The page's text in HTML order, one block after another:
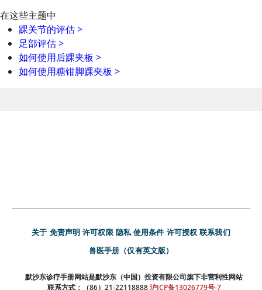
在这些主题中
踝关节的评估>
足部评估>
如何使用后踝夹板 >
如何使用糖钳脚踝夹板 >
关于 免责声明 许可权限 隐私 使用条件 许可授权 联系我们
兽医手册（仅有英文版）
默沙东诊疗手册网站是默沙东（中国）投资有限公司旗下非营利性网站
联系方式：（86）21-22118888 沪ICP备13026779号-7